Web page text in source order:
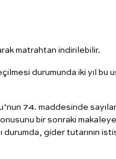
matrahtan indirilebilir.
durumunda iki yıl bu
74. maddesinde
bir sonraki makaleye
gider tutarının